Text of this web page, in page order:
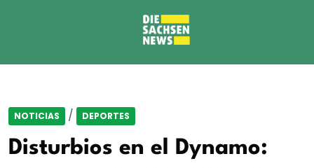
NOTICIAS / DEPORTES
Disturbios en el Dynamo: